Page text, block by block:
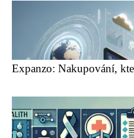
Expanzo: Nakupování,